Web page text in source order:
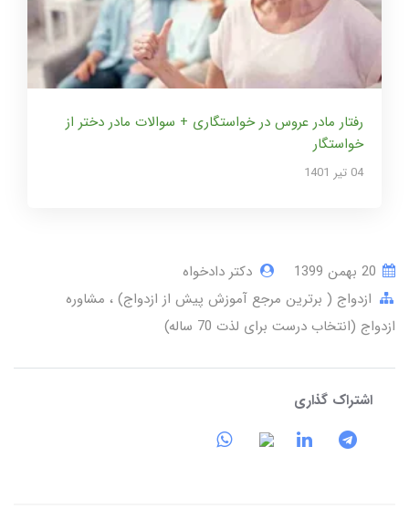
رفتار مادر عروس در خواستگاری + سوالات مادر دختر از
خواستگار
04 تير 1401
دکتر دادخواه
ازدواج ( برترین مرجع آموزش پیش از ازدواج) مشاوره
ازدواج (انتخاب درست برای لذت 70 ساله)
اشتراک گذاری